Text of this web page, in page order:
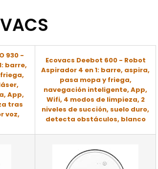
930 -
barre,
App,
tras
voz,
Ecovacs Deebot 600 - Robot
Aspirador 4 en 1: barre, aspira,
pasa mopa y friega,
navegación inteligente, App,
Wifi, 4 modos de limpieza, 2
niveles de succión, suelo duro,
detecta obstáculos, blanco